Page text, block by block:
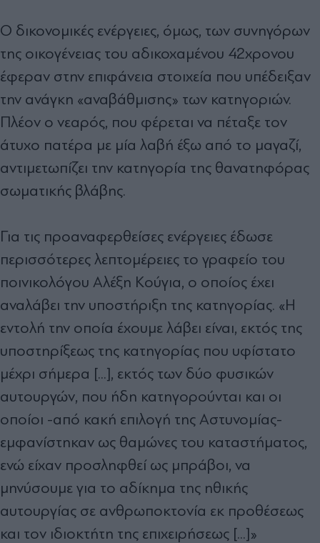
Ο δικονομικές ενέργειες, όμως, των συνηγόρων
της οικογένειας του αδικοχαμένου 42χρονου
έφεραν στην επιφάνεια στοιχεία που υπέδειξαν
την ανάγκη «αναβάθμισης» των κατηγοριών.
Πλέον ο νεαρός, που φέρεται να πέταξε τον
άτυχο πατέρα με μία λαβή έξω από το μαγαζί,
αντιμετωπίζει την κατηγορία της θανατηφόρας
σωματικής βλάβης.
Για τις προαναφερθείσες ενέργειες έδωσε
περισσότερες λεπτομέρειες το γραφείο του
ποινικολόγου Αλέξη Κούγια, ο οποίος έχει
αναλάβει την υποστήριξη της κατηγορίας. «Η
εντολή την οποία έχουμε λάβει είναι, εκτός της
υποστηρίξεως της κατηγορίας που υφίστατο
μέχρι σήμερα [...], εκτός των δύο φυσικών
αυτουργών, που ήδη κατηγορούνται και οι
οποίοι -από κακή επιλογή της Αστυνομίας-
εμφανίστηκαν ως θαμώνες του καταστήματος,
ενώ είχαν προσληφθεί ως μπράβοι, να
μηνύσουμε για το αδίκημα της ηθικής
αυτουργίας σε ανθρωποκτονία εκ προθέσεως
και τον ιδιοκτήτη της επιχειρήσεως [...]»